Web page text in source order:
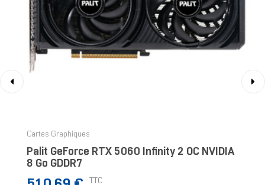
Cartes Graphiques
Palit GeForce RTX 5060 Infinity 2 OC NVIDIA
8 Go GDDR7
Prix TTC